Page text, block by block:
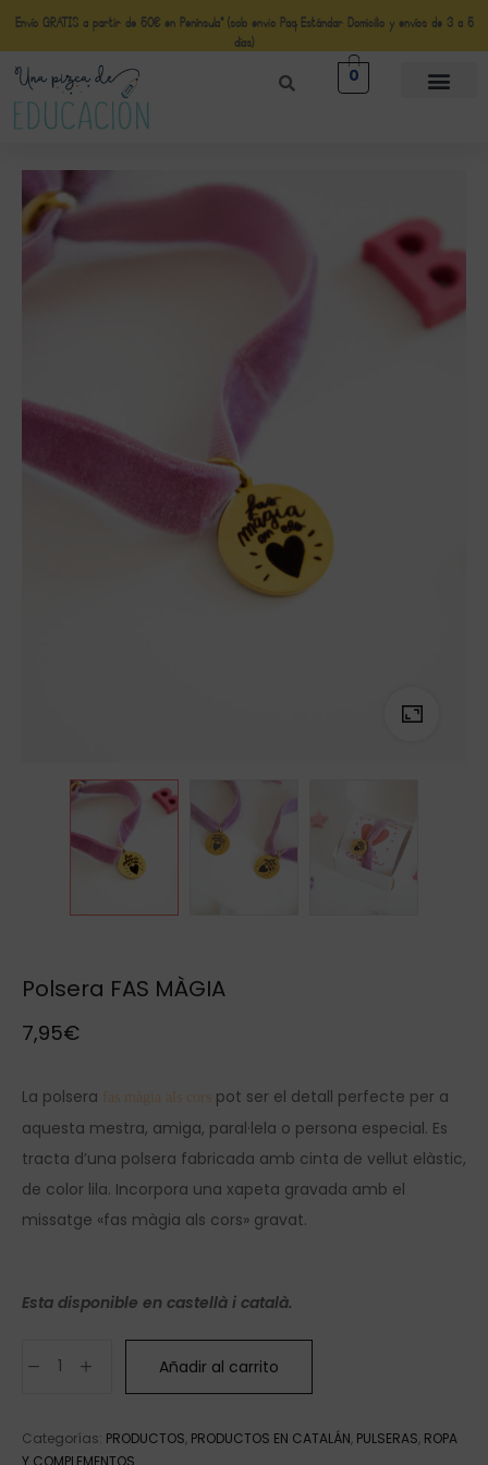
Envío GRATIS a partir de 50€ en Península* (solo envio Paq Estándar Domicilio y envíos de 3 a 5
días)
0
Polsera FAS MÀGIA
7,95€
La polsera fas màgia als cors pot ser el detall perfecte per a
aquesta mestra, amiga, paral·lela o persona especial. Es
tracta d’una polsera fabricada amb cinta de vellut elàstic,
de color lila. Incorpora una xapeta gravada amb el
missatge «fas màgia als cors» gravat.
Esta disponible en castellà i català.
Añadir al carrito
Categorías: PRODUCTOS, PRODUCTOS EN CATALÁN, PULSERAS, ROPA
Y COMPLEMENTOS